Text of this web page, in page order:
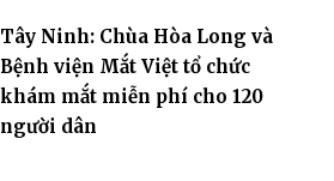
Tây Ninh: Chùa Hòa Long và
Bệnh viện Mắt Việt tổ chức
khám mắt miễn phí cho 120
người dân